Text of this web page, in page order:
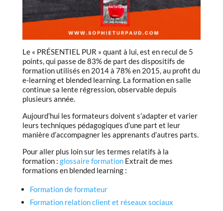
Le « PRÉSENTIEL PUR » quant à lui, est en recul de 5
points, qui passe de 83% de part des dispositifs de
formation utilisés en 2014 à 78% en 2015, au profit du
e-learning et blended learning. La formation en salle
continue sa lente régression, observable depuis
plusieurs année.
Aujourd’hui les formateurs doivent s’adapter et varier
leurs techniques pédagogiques d’une part et leur
manière d’accompagner les apprenants d’autres parts.
Pour aller plus loin sur les termes relatifs à la
formation : glossaire formation Extrait de mes
formations en blended learning :
Formation de formateur
Formation relation client et réseaux sociaux